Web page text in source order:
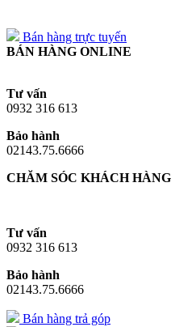
Bán hàng trực tuyến
BÁN HÀNG ONLINE
Tư vấn
0932 316 613
Bảo hành
02143.75.6666
CHĂM SÓC KHÁCH HÀNG
Tư vấn
0932 316 613
Bảo hành
02143.75.6666
Bán hàng trả góp